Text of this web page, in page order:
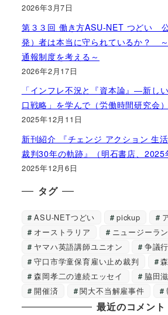
2026年3月7日
第３３回 働き方ASU-NET つどい
発）者は本当に守られているか？
通報制度を考える～
2026年2月17日
「インフレ不況と『資本論』―新し
口戦略」を学んで（労働時間研究会）
2025年12月11日
新刊紹介 『チェンジ アクション 生
裁判30年の軌跡』（明石書店、2025
2025年12月6日
タグ
ASU-NETつどい pickup
オーストラリア
ニュージーラ
ヤマハ英語講師ユニオン
争議
守口市学童保育雇い止め裁判
森岡孝二の連続エッセイ
脇田滋
開催済
関大不当解雇事件
最近のコメント